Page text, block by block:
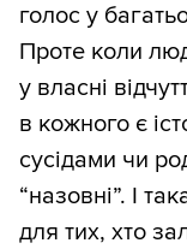
голос у
Проте коли
у власні
в кожного є
сусідами чи
“назовні”. І
для тих, хто